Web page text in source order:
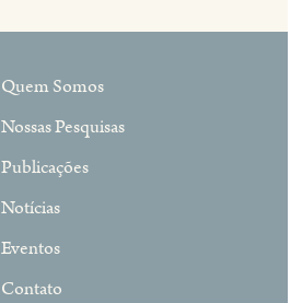
Quem Somos
Nossas Pesquisas
Publicações
Notícias
Eventos
Contato